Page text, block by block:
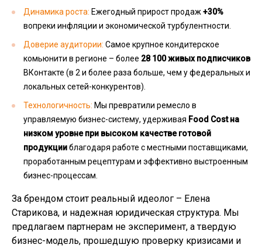
Динамика роста: Ежегодный прирост продаж+30%
вопреки инфляции и экономической турбулентности.
Доверие аудитории: Самое крупное кондитерское
комьюнити в регионе – более 28 100 живых подписчиков
ВКонтакте (в 2 и более раза больше, чем у федеральных и
локальных сетей-конкурентов).
Технологичность: Мы превратили ремесло в
управляемую бизнес-систему, удерживая Food Cost на
низком уровне при высоком качестве готовой
продукцииблагодаря работе с местными поставщиками,
проработанным рецептурам и эффективно выстроенным
бизнес-процессам.
За брендом стоит реальный идеолог – Елена
Старикова, и надежная юридическая структура. Мы
предлагаем партнерам не эксперимент, а твердую
бизнес-модель, прошедшую проверку кризисами и